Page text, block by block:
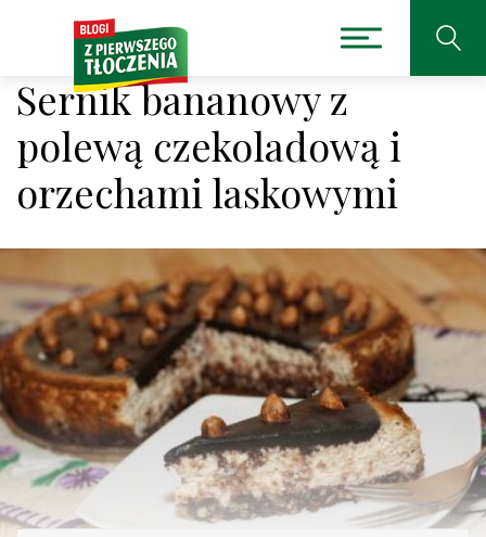
Sernik bananowy z
polewą czekoladową i
orzechami laskowymi